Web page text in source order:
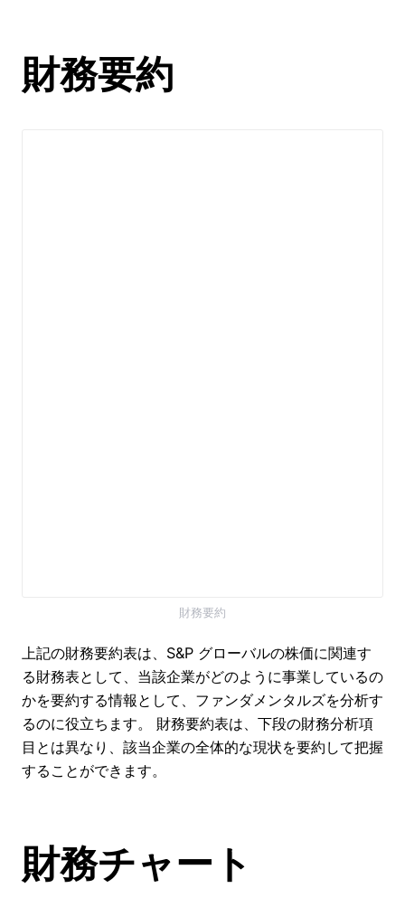
財務要約
財務要約
上記の財務要約表は、S&P グローバルの株価に関連す
る財務表として、当該企業がどのように事業しているの
かを要約する情報として、ファンダメンタルズを分析す
るのに役立ちます。 財務要約表は、下段の財務分析項
目とは異なり、該当企業の全体的な現状を要約して把握
することができます。
財務チャート